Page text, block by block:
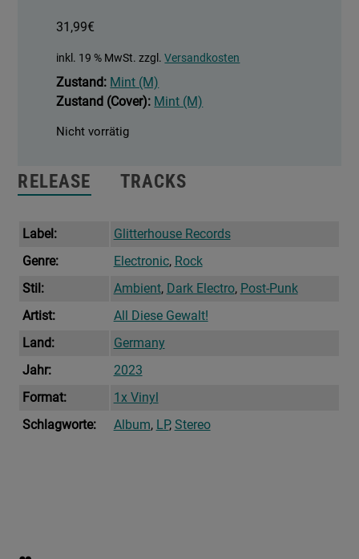
31,99€
inkl. 19 % MwSt. zzgl.Versandkosten
Zustand: Mint (M)
Zustand (Cover): Mint (M)
Nicht vorrätig
RELEASE TRACKS
Label:
Glitterhouse Records
Genre:
Electronic, Rock
Stil:
Ambient, Dark Electro, Post-Punk
Artist:
All Diese Gewalt!
Land:
Germany
Jahr:
2023
Format:
1x Vinyl
Schlagworte:
Album, LP, Stereo